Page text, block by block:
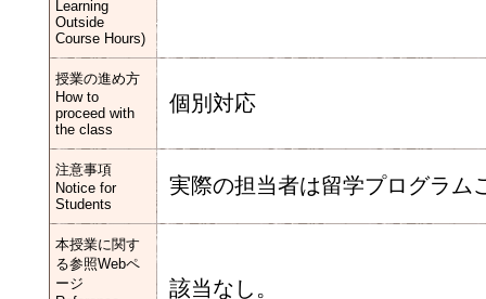
Learning
Outside
Course Hours)
授業の進め方
How to
proceed with
the class
個別対応
注意事項
Notice for
Students
実際の担当者は留学プログラム
本授業に関す
る参照Webペ
ージ
該当なし。